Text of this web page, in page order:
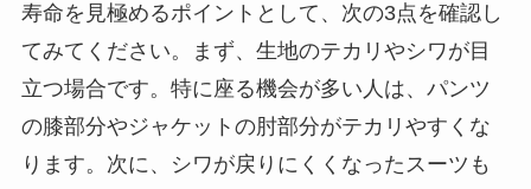
寿命を見極めるポイントとして、次の3点を確認し
てみてください。まず、生地のテカリやシワが目
立つ場合です。特に座る機会が多い人は、パンツ
の膝部分やジャケットの肘部分がテカリやすくな
ります。次に、シワが戻りにくくなったスーツも